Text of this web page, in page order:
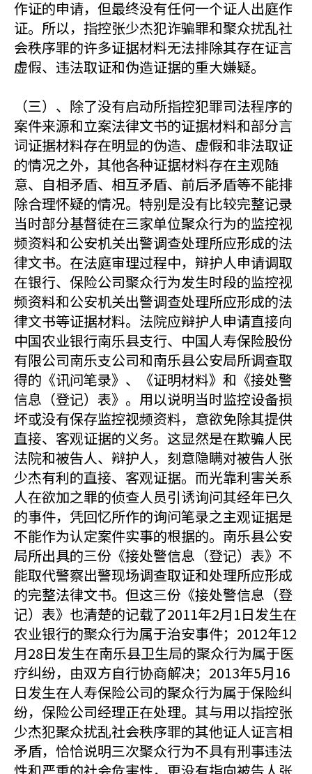
作证的申请，但最终没有任何一个证人出庭作
证。所以，指控张少杰犯诈骗罪和聚众扰乱社
会秩序罪的许多证据材料无法排除其存在证言
虚假、违法取证和伪造证据的重大嫌疑。
（三）、除了没有启动所指控犯罪司法程序的
案件来源和立案法律文书的证据材料和部分言
词证据材料存在明显的伪造、虚假和非法取证
的情况之外，其他各种证据材料存在主观随
意、自相矛盾、相互矛盾、前后矛盾等不能排
除合理怀疑的情况。特别是没有比较完整记录
当时部分基督徒在三家单位聚众行为的监控视
频资料和公安机关出警调查处理所应形成的法
律文书。在法庭审理过程中，辩护人申请调取
在银行、保险公司聚众行为发生时段的监控视
频资料和公安机关出警调查处理所应形成的法
律文书等证据材料。法院应辩护人申请直接向
中国农业银行南乐县支行、中国人寿保险股份
有限公司南乐支公司和南乐县公安局所调查取
得的《讯问笔录》、《证明材料》和《接处警
信息（登记）表》。用以说明当时监控设备损
坏或没有保存监控视频资料，意欲免除其提供
直接、客观证据的义务。这显然是在欺骗人民
法院和被告人、辩护人，刻意隐瞒对被告人张
少杰有利的直接、客观证据。而光靠利害关系
人在欲加之罪的侦查人员引诱询问其经年已久
的事件，凭回忆所作的询问笔录之主观证据是
不能作为认定案件实事的根据的。南乐县公安
局所出具的三份《接处警信息（登记）表》不
能取代警察出警现场调查取证和处理所应形成
的完整法律文书。但这三份《接处警信息（登
记）表》也清楚的记载了2011年2月1日发生在
农业银行的聚众行为属于治安事件；2012年12
月28日发生在南乐县卫生局的聚众行为属于医
疗纠纷，由双方自行协商解决；2013年5月16
日发生在人寿保险公司的聚众行为属于保险纠
纷，保险公司经理正在处理。其与用以指控张
少杰犯聚众扰乱社会秩序罪的其他证人证言相
矛盾，恰恰说明三次聚众行为不具有刑事违法